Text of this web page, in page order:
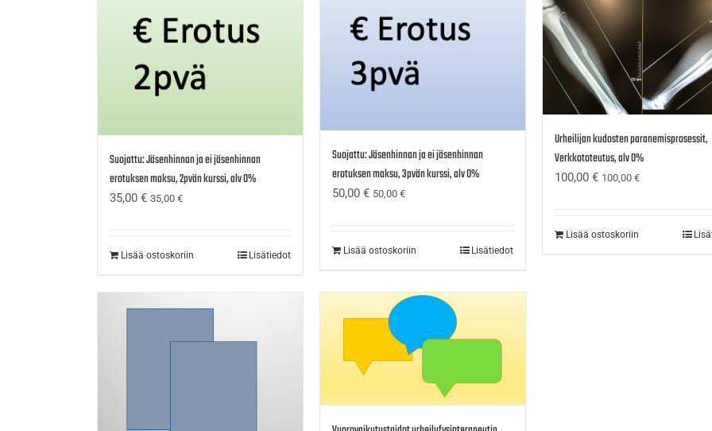
Suojattu: Jäsenhinnan ja ei jäsenhinnan
erotuksen maksu, 2pvän kurssi, alv 0%
35,00 € 35,00 €
Lisää ostoskoriin Lisätiedot
Suojattu: Jäsenhinnan ja ei jäsenhinnan
erotuksen maksu, 3pvän kurssi, alv 0%
50,00 € 50,00 €
Lisää ostoskoriin Lisätiedot
Urheilijan kudosten paranemisprosessit,
Verkkototeutus, alv 0%
100,00 € 100,00 €
Lisää ostoskoriin